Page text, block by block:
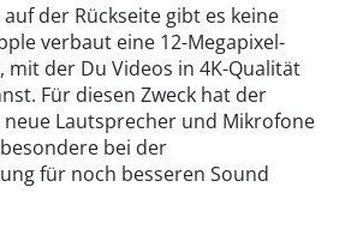
der Rückseite gibt es keine
verbaut eine 12-Megapixel-
mit der Du Videos in 4K-Qualität
Für diesen Zweck hat der
Lautsprecher und Mikrofone
bei der
für noch besseren Sound